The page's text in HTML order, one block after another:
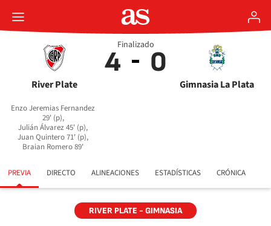
River Plate
4
Enzo Jeremias Fernandez
29' (p),
Julián Álvarez 45' (p),
Juan Quintero 71' (p),
Braian Romero 89'
Gimnasia La Plata
0
Finalizado
PREVIA DIRECTO ALINEACIONES ESTADÍSTICAS CRÓNICA
RIVER PLATE - GIMNASIA